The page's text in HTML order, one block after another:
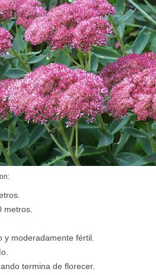
metros.
y moderadamente fértil.
termina de florecer.